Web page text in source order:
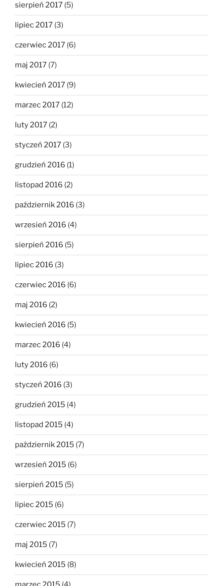
sierpień 2017 (5)
lipiec 2017 (3)
czerwiec 2017 (6)
maj 2017 (7)
kwiecień 2017 (9)
marzec 2017 (12)
luty 2017 (2)
styczeń 2017 (3)
grudzień 2016 (1)
listopad 2016 (2)
październik 2016 (3)
wrzesień 2016 (4)
sierpień 2016 (5)
lipiec 2016 (3)
czerwiec 2016 (6)
maj 2016 (2)
kwiecień 2016 (5)
marzec 2016 (4)
luty 2016 (6)
styczeń 2016 (3)
grudzień 2015 (4)
listopad 2015 (4)
październik 2015 (7)
wrzesień 2015 (6)
sierpień 2015 (5)
lipiec 2015 (6)
czerwiec 2015 (7)
maj 2015 (7)
kwiecień 2015 (8)